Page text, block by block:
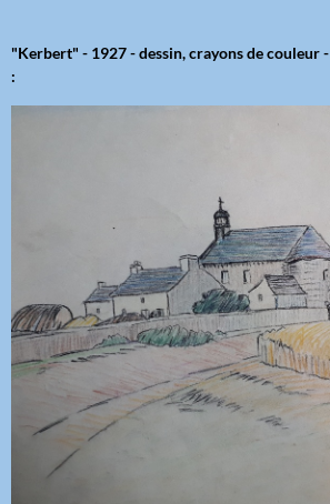
"Kerbert" - 1927 - dessin, crayons de couleur -
: